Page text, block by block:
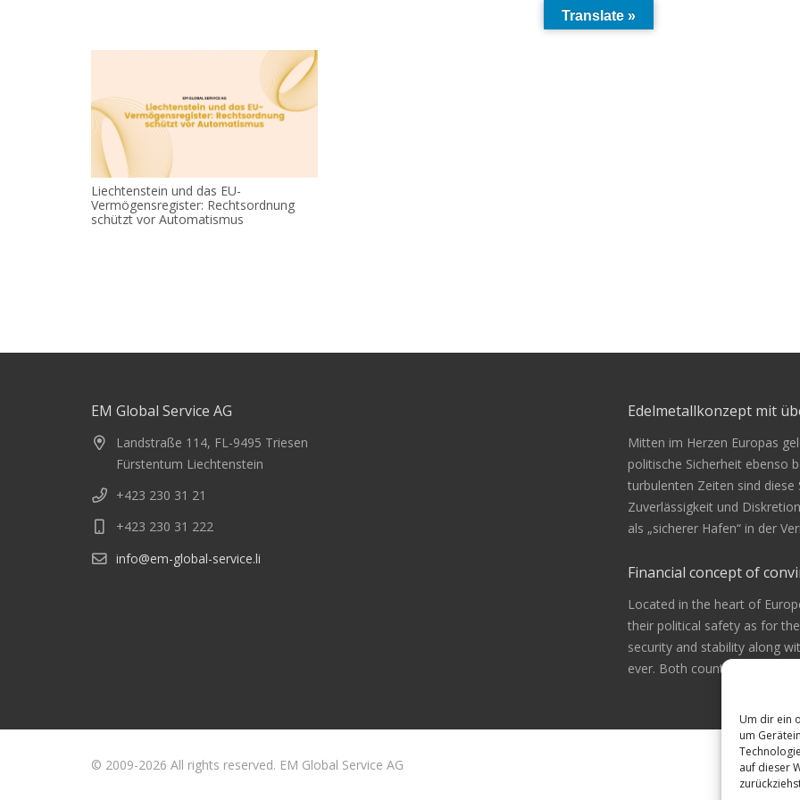
Um dir ein
um
auf dieser
Liechtenstein und das EU-
Vermögensregister: Rechtsordnung
schützt vor Automatismus
EM Global Service AG
Landstraße 114, FL-9495 Triesen
Fürstentum Liechtenstein
+423 230 31 21
+423 230 31 222
info@em-global-service.li
Edelmetallkonzept mit
Mitten im Herzen Europas
politische Sicherheit ebenso
turbulenten Zeiten sind
Zuverlässigkeit und
als „sicherer Hafen“ in der
Financial concept of
Located in the heart of
their political safety as for
security and stability along
ever. Both countries are
© 2009-2026 All rights reserved. EM Global Service AG
Translate »